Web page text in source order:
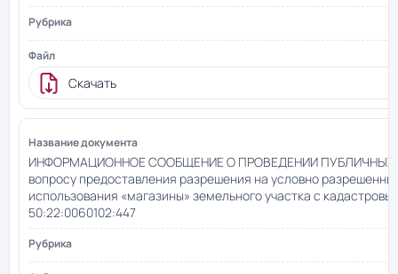
Скачать
ИНФОРМАЦИОННОЕ СООБЩЕНИЕ О ПРОВЕДЕНИИ
вопросу предоставления разрешения на условно
использования «магазины» земельного участка с
50:22:0060102:447